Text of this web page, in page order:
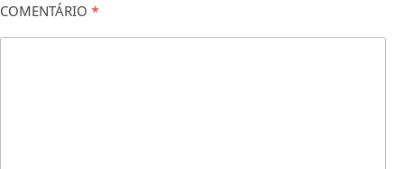
COMENTÁRIO *